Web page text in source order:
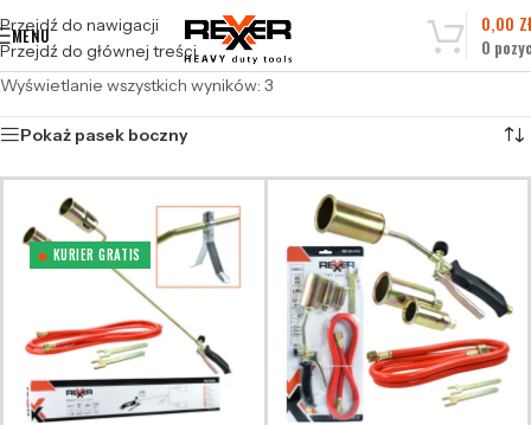
Przejdź do nawigacji
Przejdź do głównej treści
MENU
0
0,00
Wyświetlanie wszystkich wyników: 3
Pokaż pasek boczny
KURIER GRATIS